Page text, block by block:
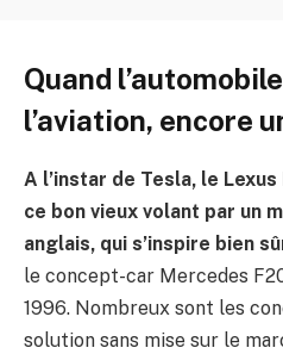
Quand
l’aviation, encore
A l’instar de Tesla, le
ce bon vieux volant par un
anglais, qui s’inspire bien
le concept-car Mercedes
1996. Nombreux sont les
solution sans mise sur le